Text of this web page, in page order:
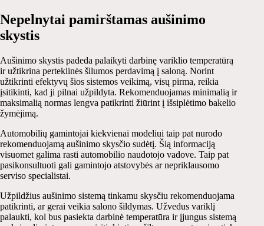
Nepelnytai pamirštamas aušinimo
skystis
Aušinimo skystis padeda palaikyti darbinę variklio temperatūrą
ir užtikrina perteklinės šilumos perdavimą į saloną. Norint
užtikrinti efektyvų šios sistemos veikimą, visų pirma, reikia
įsitikinti, kad ji pilnai užpildyta. Rekomenduojamas minimalią ir
maksimalią normas lengva patikrinti žiūrint į išsiplėtimo bakelio
žymėjimą.
Automobilių gamintojai kiekvienai modeliui taip pat nurodo
rekomenduojamą aušinimo skysčio sudėtį. Šią informaciją
visuomet galima rasti automobilio naudotojo vadove. Taip pat
pasikonsultuoti gali gamintojo atstovybės ar nepriklausomo
serviso specialistai.
Užpildžius aušinimo sistemą tinkamu skysčiu rekomenduojama
patikrinti, ar gerai veikia salono šildymas. Užvedus variklį
palaukti, kol bus pasiekta darbinė temperatūra ir įjungus sistemą